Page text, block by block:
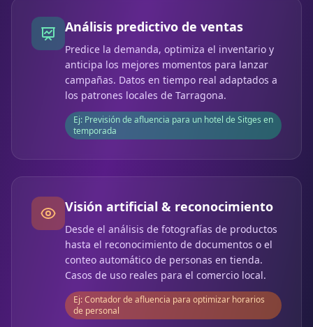
Análisis predictivo de ventas
Predice la demanda, optimiza el inventario y
anticipa los mejores momentos para lanzar
campañas. Datos en tiempo real adaptados a
los patrones locales de Tarragona.
Ej: Previsión de afluencia para un hotel de Sitges en
temporada
Visión artificial & reconocimiento
Desde el análisis de fotografías de productos
hasta el reconocimiento de documentos o el
conteo automático de personas en tienda.
Casos de uso reales para el comercio local.
Ej: Contador de afluencia para optimizar horarios
de personal